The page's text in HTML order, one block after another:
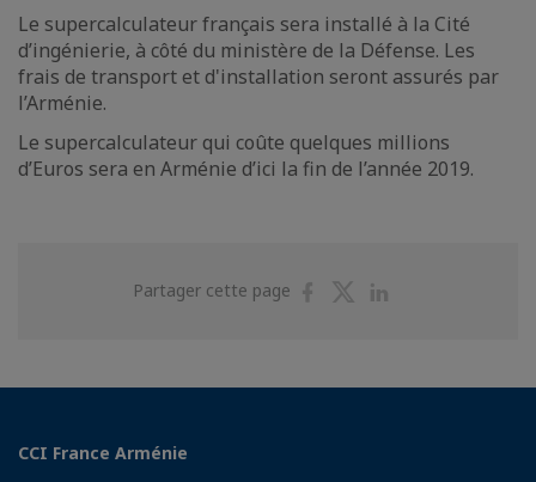
Le supercalculateur français sera installé à la Cité
d’ingénierie, à côté du ministère de la Défense. Les
frais de transport et d'installation seront assurés par
l’Arménie.
Le supercalculateur qui coûte quelques millions
d’Euros sera en Arménie d’ici la fin de l’année 2019.
Partager cette page
PartagerPartager
CCI France Arménie